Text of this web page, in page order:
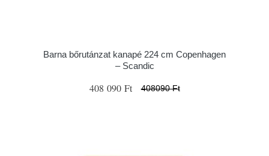
Barna bőrutánzat kanapé 224 cm Copenhagen
– Scandic
408 090 Ft 408090 Ft